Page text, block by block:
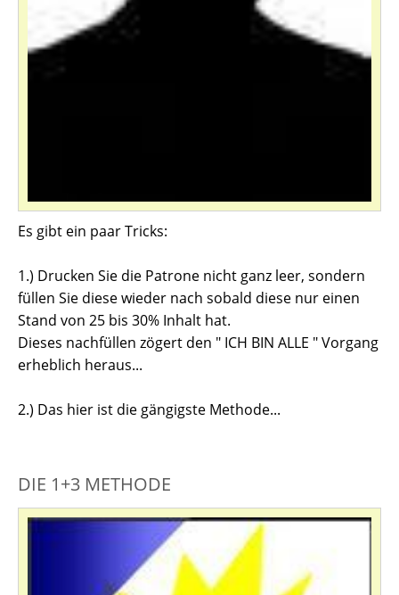
Es gibt ein paar Tricks:
1.) Drucken Sie die Patrone nicht ganz leer, sondern
füllen Sie diese wieder nach sobald diese nur einen
Stand von 25 bis 30% Inhalt hat.
Dieses nachfüllen zögert den " ICH BIN ALLE " Vorgang
erheblich heraus...
2.) Das hier ist die gängigste Methode...
DIE 1+3 METHODE